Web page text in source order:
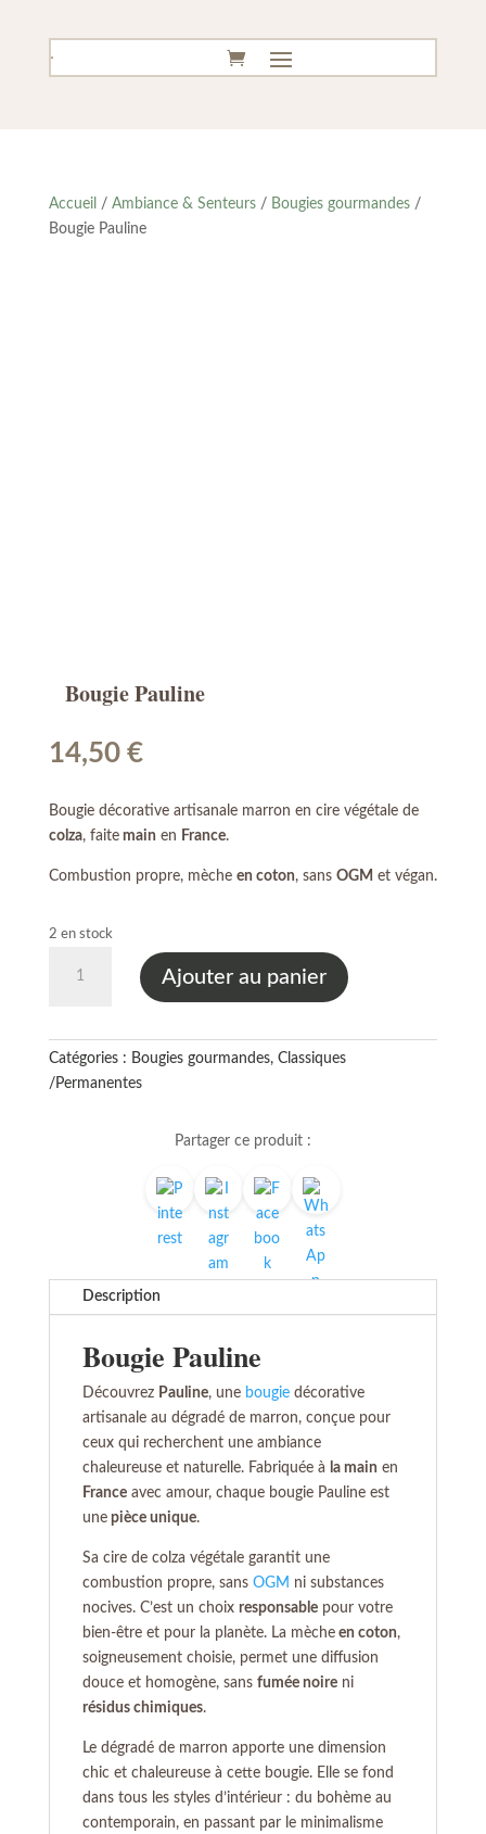
Accueil / Ambiance & Senteurs/ Bougies gourmandes/
Bougie Pauline
Bougie Pauline
14,50 €
Bougie décorative artisanale marron en cire végétale de
colza, faitemain en France.
Combustion propre, mèche en coton, sans OGM et végan.
2 en stock
Ajouter au panier
Catégories : Bougies gourmandes, Classiques
/Permanentes
Partager ce produit :
Description
Bougie Pauline
Découvrez Pauline, unebougiedécorative
artisanale au dégradé de marron, conçue pour
ceux qui recherchent une ambiance
chaleureuse et naturelle. Fabriquée à la main en
Franceavec amour, chaque bougie Pauline est
unepièce unique.
Sa cire de colza végétale garantit une
combustion propre, sansOGM ni substances
nocives. C’est un choix responsablepour votre
bien-être et pour la planète. La mècheen coton,
soigneusement choisie, permet une diffusion
douce et homogène, sans fumée noireni
résidus chimiques.
Le dégradé de marron apporte une dimension
chic et chaleureuse à cette bougie. Elle se fond
dans tous les styles d’intérieur : du bohème au
contemporain, en passant par le minimalisme